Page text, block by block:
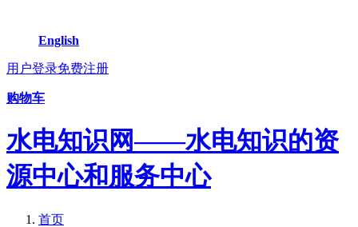
English
用户登录免费注册
购物车
水电知识网——水电知识的资
源中心和服务中心
首页